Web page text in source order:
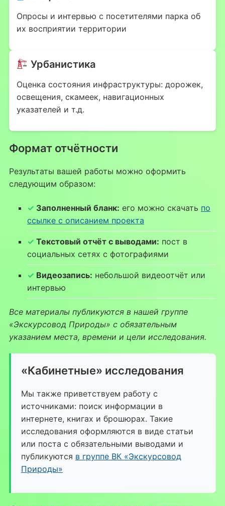
Опросы и интервью с посетителями парка об
их восприятии территории
Урбанистика
Оценка состояния инфраструктуры: дорожек,
освещения, скамеек, навигационных
указателей и т.д.
Формат отчётности
Результаты вашей работы можно оформить
следующим образом:
Заполненный бланк: его можно скачать по
ссылке с описанием проекта
Текстовый отчёт с выводами: пост в
социальных сетях с фотографиями
Видеозапись: небольшой видеоотчёт или
интервью
Все материалы публикуются в нашей группе
«Экскурсовод Природы» с обязательным
указанием места, времени и цели исследования.
«Кабинетные» исследования
Мы также приветствуем работу с
источниками: поиск информации в
интернете, книгах и брошюрах. Такие
исследования оформляются в виде статьи
или поста с обязательными выводами и
публикуются в группе ВК «Экскурсовод
Природы»